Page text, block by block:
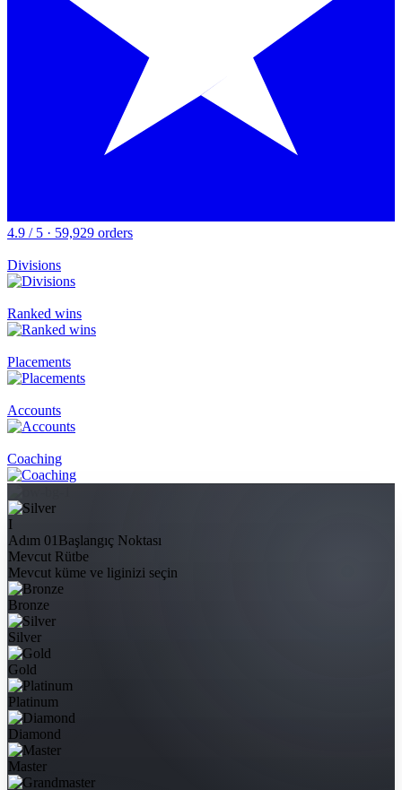
4.9 / 5 · 59,929 orders
Divisions
Ranked wins
Placements
Accounts
Coaching
I
Adım 01 Başlangıç Noktası
Mevcut Rütbe
Mevcut küme ve liginizi seçin
Bronze
Silver
Gold
Platinum
Diamond
Master